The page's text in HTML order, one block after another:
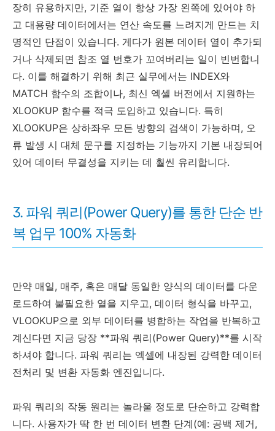
장히 유용하지만, 기준 열이 항상 가장 왼쪽에 있어야 하
고 대용량 데이터에서는 연산 속도를 느려지게 만드는 치
명적인 단점이 있습니다. 게다가 원본 데이터 열이 추가되
거나 삭제되면 참조 열 번호가 꼬여버리는 일이 빈번합니
다. 이를 해결하기 위해 최근 실무에서는 INDEX와
MATCH 함수의 조합이나, 최신 엑셀 버전에서 지원하는
XLOOKUP 함수를 적극 도입하고 있습니다. 특히
XLOOKUP은 상하좌우 모든 방향의 검색이 가능하며, 오
류 발생 시 대체 문구를 지정하는 기능까지 기본 내장되어
있어 데이터 무결성을 지키는 데 훨씬 유리합니다.
3. 파워 쿼리(Power Query)를 통한 단순 반
복 업무 100% 자동화
만약 매일, 매주, 혹은 매달 동일한 양식의 데이터를 다운
로드하여 불필요한 열을 지우고, 데이터 형식을 바꾸고,
VLOOKUP으로 외부 데이터를 병합하는 작업을 반복하고
계신다면 지금 당장 **파워 쿼리(Power Query)**를 시작
하셔야 합니다. 파워 쿼리는 엑셀에 내장된 강력한 데이터
전처리 및 변환 자동화 엔진입니다.
파워 쿼리의 작동 원리는 놀라울 정도로 단순하고 강력합
니다. 사용자가 딱 한 번 데이터 변환 단계(예: 공백 제거,